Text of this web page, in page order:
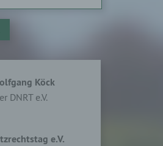
Köck
DNRT e.V.
e.V.